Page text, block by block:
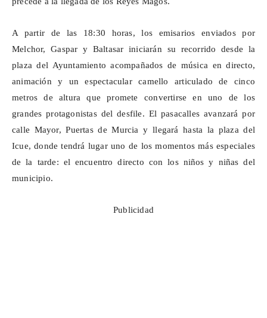
A partir de las 18:30 horas, los emisarios enviados por
Melchor, Gaspar y Baltasar iniciarán su recorrido desde la
plaza del Ayuntamiento acompañados de música en directo,
animación y un espectacular camello articulado de cinco
metros de altura que promete convertirse en uno de los
grandes protagonistas del desfile. El pasacalles avanzará por
calle Mayor, Puertas de Murcia y llegará hasta la plaza del
Icue, donde tendrá lugar uno de los momentos más especiales
de la tarde: el encuentro directo conlos niños y niñas del
municipio.
Publicidad